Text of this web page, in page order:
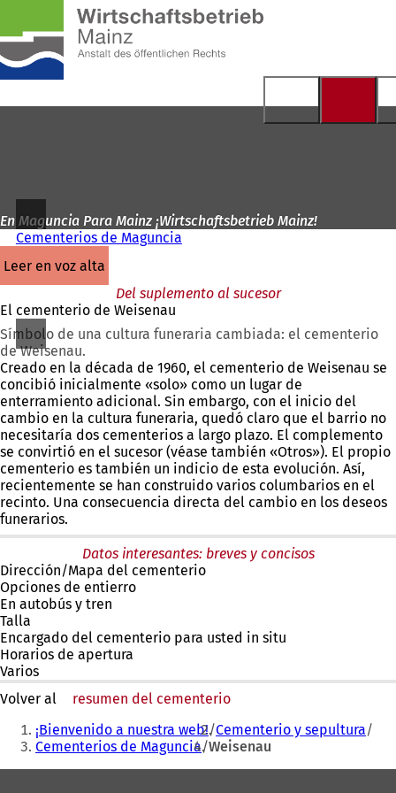
Saltar al contenido
página
de
inicio
En Maguncia Para Mainz ¡Wirtschaftsbetrieb Mainz!
Cementerios de Maguncia
leer en voz alta
Del suplemento al sucesor
El cementerio de Weisenau
Símbolo de una cultura funeraria cambiada: el cementerio
de Weisenau.
Creado en la década de 1960, el cementerio de Weisenau se
concibió inicialmente «solo» como un lugar de
enterramiento adicional. Sin embargo, con el inicio del
cambio en la cultura funeraria, quedó claro que el barrio no
necesitaría dos cementerios a largo plazo. El complemento
se convirtió en el sucesor (véase también «Otros»). El propio
cementerio es también un indicio de esta evolución. Así,
recientemente se han construido varios columbarios en el
recinto. Una consecuencia directa del cambio en los deseos
funerarios.
Datos interesantes: breves y concisos
Dirección/Mapa del cementerio
Opciones de entierro
En autobús y tren
Talla
Encargado del cementerio para usted in situ
Horarios de apertura
Varios
Volver al
resumen del cementerio
Estás
aquí:
¡Bienvenido a nuestra web! Cementerio y sepultura
Cementerios de Maguncia Weisenau